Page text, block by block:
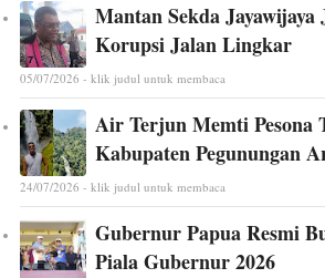
Mantan Sekda Jayawijaya
Korupsi Jalan Lingkar
05/07/2026 - klik judul untuk membaca
Air Terjun Memti Pesona
Kabupaten Pegunungan
24/07/2026 - klik judul untuk membaca
Gubernur Papua Resmi
Piala Gubernur 2026